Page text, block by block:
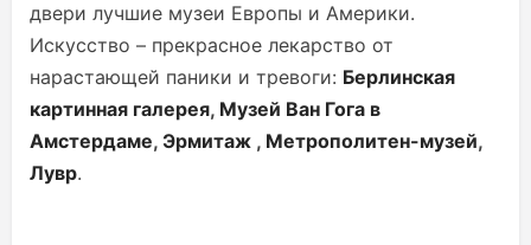
двери лучшие музеи Европы и Америки.
Искусство – прекрасное лекарство от
нарастающей паники и тревоги: Берлинская
картинная галерея, Музей Ван Гога в
Амстердаме, Эрмитаж , Метрополитен-музей,
Лувр.